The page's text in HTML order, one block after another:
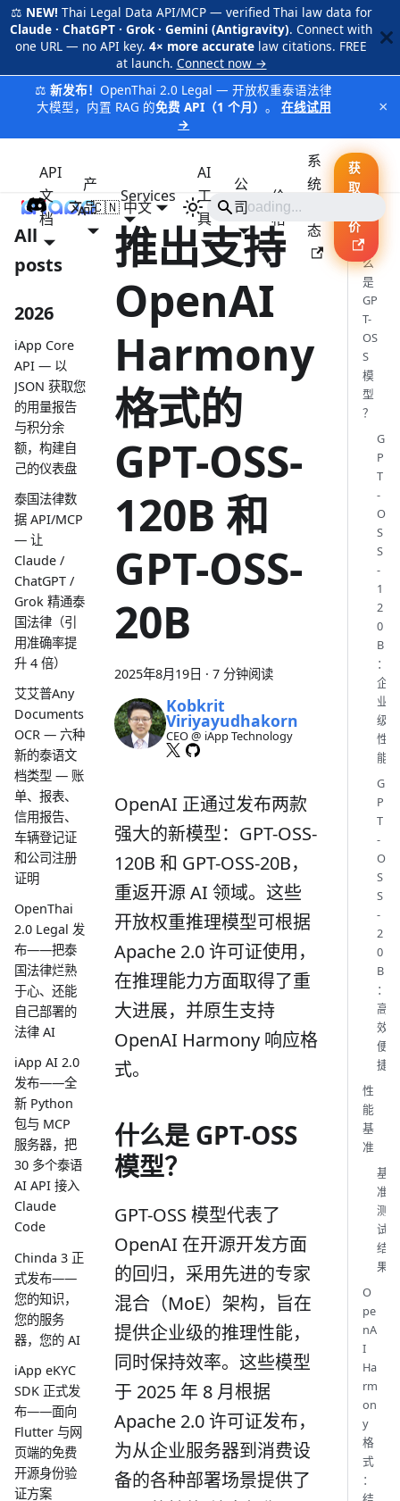
⚖️ NEW! Thai Legal Data API/MCP — verified Thai law data for
Claude · ChatGPT · Grok · Gemini (Antigravity). Connect with
one URL — no API key. 4× more accurate law citations. FREE
at launch. Connect now →
⚖️新发布！OpenThai 2.0 Legal — 开放权重泰语法律
大模型，内置 RAG 的免费 API（1 个月） 。
在线试用
→
×
iApp
API
文
档
产
品
Services
AI
工
具
公
司
价
格
系
统
态
获
取
价
🇨🇳 中文
All
posts
2026
iApp Core
API — 以
JSON 获取您
的用量报告
与积分余
额，构建自
己的仪表盘
泰国法律数
据 API/MCP
— 让
Claude /
ChatGPT /
Grok 精通泰
国法律（引
用准确率提
升 4 倍）
艾艾普Any
Documents
OCR — 六种
新的泰语文
档类型 — 账
单、报表、
信用报告、
车辆登记证
和公司注册
证明
OpenThai
2.0 Legal 发
布——把泰
国法律烂熟
于心、还能
自己部署的
法律 AI
iApp AI 2.0
发布——全
新 Python
包与 MCP
服务器，把
30 多个泰语
AI API 接入
Claude
Code
Chinda 3 正
式发布——
您的知识，
您的服务
器，您的 AI
iApp eKYC
SDK 正式发
布——面向
Flutter 与网
页端的免费
开源身份验
证方案
推出支持
OpenAI
Harmony
格式的
GPT-OSS-
120B 和
GPT-OSS-
20B
2025年8月19日 · 7 分钟阅读
Kobkrit
Viriyayudhakorn
CEO @ iApp Technology
OpenAI 正通过发布两款
强大的新模型：GPT-OSS-
120B 和 GPT-OSS-20B，
重返开源 AI 领域。这些
开放权重推理模型可根据
Apache 2.0 许可证使用，
在推理能力方面取得了重
大进展，并原生支持
OpenAI Harmony 响应格
式。
什么是 GPT-OSS
模型？
GPT-OSS 模型代表了
OpenAI 在开源开发方面
的回归，采用先进的专家
混合（MoE）架构，旨在
提供企业级的推理性能，
同时保持效率。这些模型
于 2025 年 8 月根据
Apache 2.0 许可证发布，
为从企业服务器到消费设
备的各种部署场景提供了
什
么
是
GP
T-
OS
S
模
型
？
G
P
T
-
O
S
S
-
1
2
0
B
：
企
业
级
性
能
G
P
T
-
O
S
S
-
2
0
B
：
高
效
便
捷
性
能
基
准
基
准
测
试
结
果
O
pe
nA
I
Ha
rm
on
y
格
式
：